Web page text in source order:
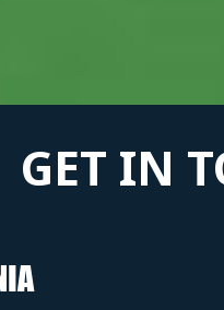
GET IN